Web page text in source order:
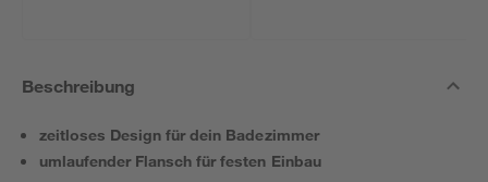
Beschreibung
zeitloses Design für dein Badezimmer
umlaufender Flansch für festen Einbau